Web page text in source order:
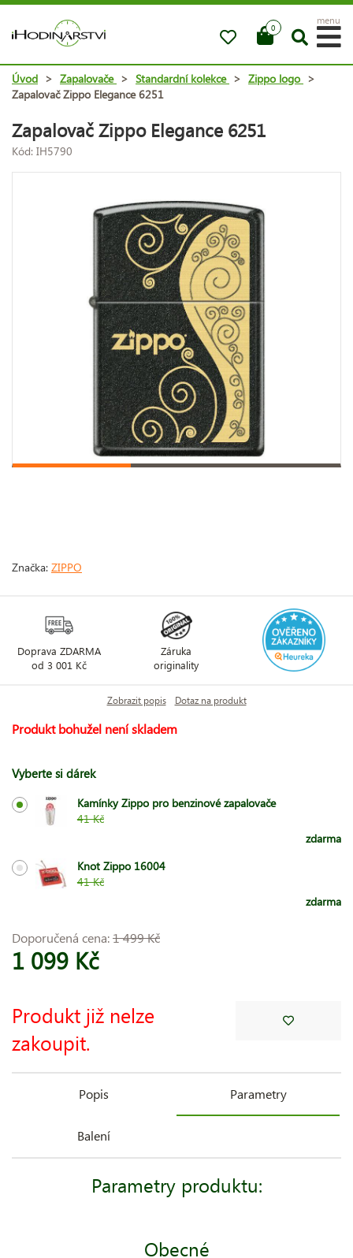
0
menu
Úvod > Zapalovače > Standardní kolekce > Zippo logo >
Zapalovač Zippo Elegance 6251
Zapalovač Zippo Elegance 6251
Kód: IH5790
Značka: ZIPPO
Doprava ZDARMA
od 3 001 Kč
Záruka
originality
Zobrazit popis Dotaz na produkt
Produkt bohužel není skladem
Vyberte si dárek
Kamínky Zippo pro benzinové zapalovače
41 Kč
zdarma
Knot Zippo 16004
41 Kč
zdarma
Doporučená cena:1 499 Kč
1 099 Kč
Produkt již nelze
zakoupit.
Popis Parametry
Balení
Parametry produktu:
Obecné